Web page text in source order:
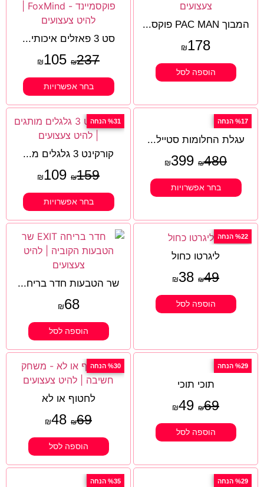
המבוך PAC MAN פוקס...
₪178
הוספה לסל
סט 3 פאזלים איכותי...
₪237
₪105
בחר אפשרויות
%17 הנחה
עגלת החלומות סטייל...
₪480
₪399
בחר אפשרויות
%31 הנחה
קורקינט 3 גלגלים מ...
₪159
₪109
בחר אפשרויות
%22 הנחה
ליגרטו כחול
₪49
₪38
הוספה לסל
שר הטבעות חדר בריח...
₪68
הוספה לסל
%29 הנחה
תוכי תוכי
₪69
₪49
הוספה לסל
%30 הנחה
לחטוף או לא
₪69
₪48
הוספה לסל
%29 הנחה %35 הנחה